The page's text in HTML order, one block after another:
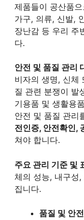
제품들이 공산품
가구, 의류, 신발,
장난감 등 우리 주
다.
안전 및 품질 관리
비자의 생명, 신체
질 관련 분쟁이 발
기용품 및 생활용
안전 및 품질 관리
전인증, 안전확인,
쳐야 합니다.
주요 관리 기준 및
체의 성능, 내구성
집니다.
품질 및 안